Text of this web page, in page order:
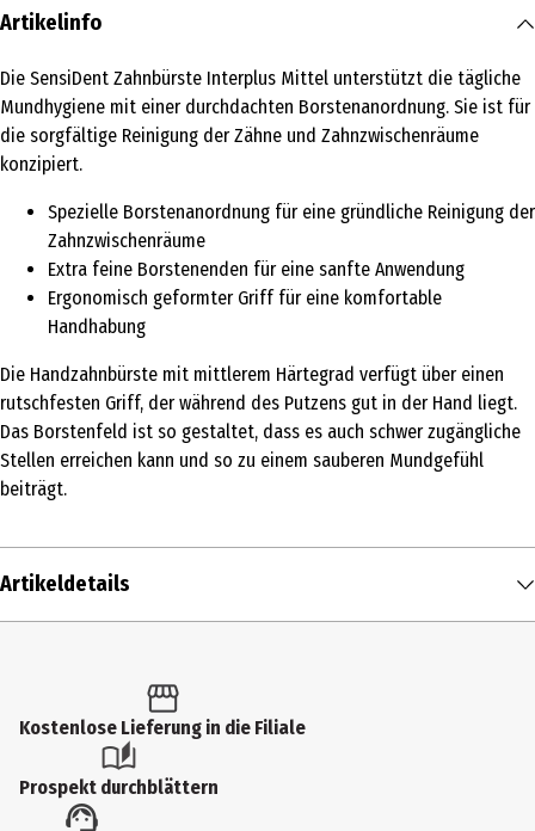
Artikelinfo
Die SensiDent Zahnbürste Interplus Mittel unterstützt die tägliche
Mundhygiene mit einer durchdachten Borstenanordnung. Sie ist für
die sorgfältige Reinigung der Zähne und Zahnzwischenräume
konzipiert.
Spezielle Borstenanordnung für eine gründliche Reinigung der
Zahnzwischenräume
Extra feine Borstenenden für eine sanfte Anwendung
Ergonomisch geformter Griff für eine komfortable
Handhabung
Die Handzahnbürste mit mittlerem Härtegrad verfügt über einen
rutschfesten Griff, der während des Putzens gut in der Hand liegt.
Das Borstenfeld ist so gestaltet, dass es auch schwer zugängliche
Stellen erreichen kann und so zu einem sauberen Mundgefühl
beiträgt.
Artikeldetails
Produkttyp
Handzahnbürsten
Härtegrad
Kostenlose Lieferung in die Filiale
Prospekt durchblättern